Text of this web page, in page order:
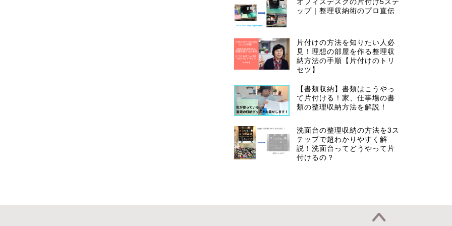
オフィスデスクの片付け5ステ
ップ | 整理収納術のプロ直伝
片付けの方法を知りたい人必
見！理想の部屋を作る整理収
納方法の手順【片付けのトリ
セツ】
【書類収納】書類はこうやっ
て片付ける！家、仕事場の書
類の整理収納方法を解説！
洗面台の整理収納の方法を3ス
テップで超わかりやすく解
説！洗面台ってどうやって片
付けるの？